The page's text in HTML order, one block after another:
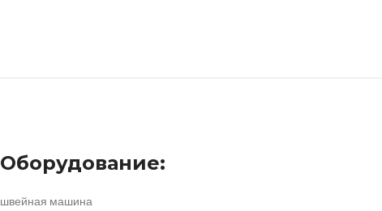
Оборудование:
швейная машина